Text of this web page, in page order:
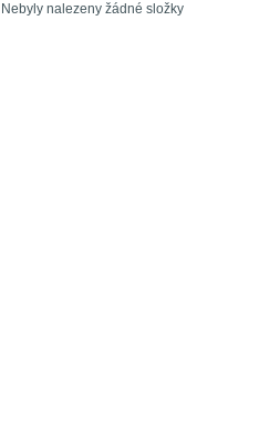
Nebyly nalezeny žádné složky